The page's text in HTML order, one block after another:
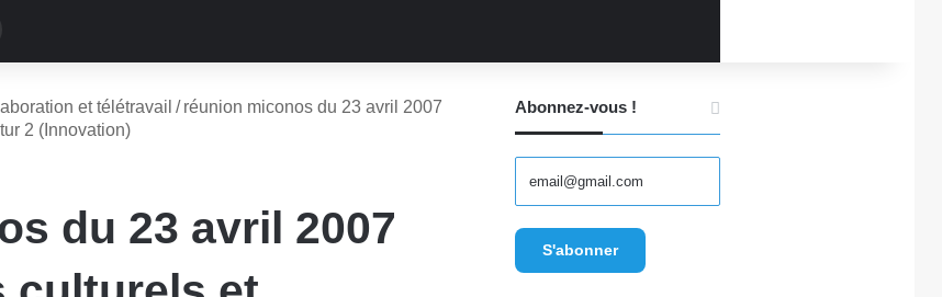
et télétravail / réunion miconos du 23 avril 2007
2 (Innovation)
du 23 avril 2007
Abonnez-vous !